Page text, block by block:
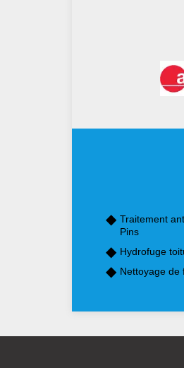
Traitement
Pins
Hydrofuge
Nettoyage de